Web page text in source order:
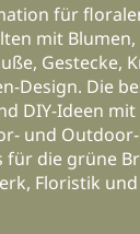
für
mit
Gestecke,
Design. Die
DIY-Ideen
und
für die grüne
Floristik